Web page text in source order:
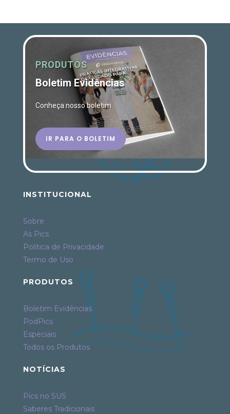
PRODUTOS
Boletim Evidências
Conheça nosso boletim
IR PARA O BOLETIM
INSTITUCIONAL
Sobre
As Pics
Política de Privacidade
Termo de Uso
PRODUTOS
Boletim Evidências
PodPics
Especiais
Todos os Produtos
NOTÍCIAS
Pics no SUS
Saberes Tradicionais